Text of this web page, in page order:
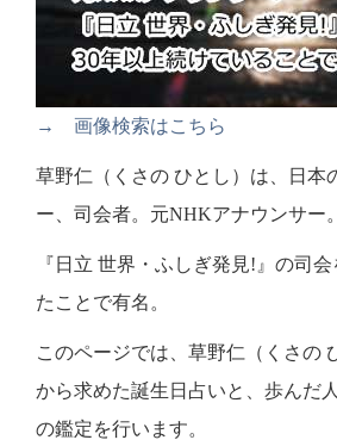
→ 画像検索はこちら
草野仁（くさの ひとし）は、日本
ー、司会者。元NHKアナウンサー。
『日立 世界・ふしぎ発見!』の司
たことで有名。
このページでは、草野仁（くさの
から求めた誕生日占いと、歩んだ
の鑑定を行います。